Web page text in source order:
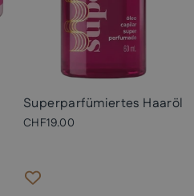
Superparfümiertes Haaröl
CHF19.00